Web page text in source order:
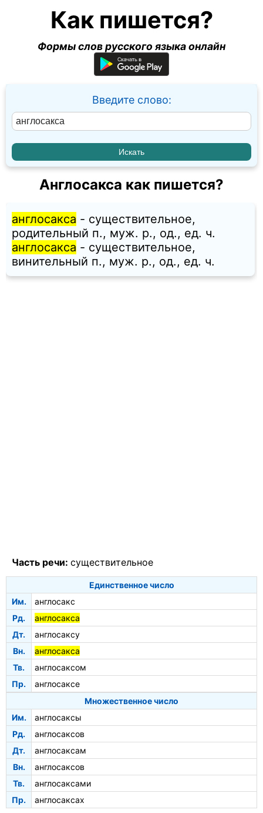
Как пишется?
Формы слов русского языка онлайн
Введите слово:
Англосакса как пишется?
англосакса - существительное,
родительный п., муж. p., од., ед. ч.
англосакса - существительное,
винительный п., муж. p., од., ед. ч.
Часть речи: существительное
Единственное число
Им.
англосакс
Рд.
англосакса
Дт.
англосаксу
Вн.
англосакса
Тв.
англосаксом
Пр.
англосаксе
Множественное число
Им.
англосаксы
Рд.
англосаксов
Дт.
англосаксам
Вн.
англосаксов
Тв.
англосаксами
Пр.
англосаксах